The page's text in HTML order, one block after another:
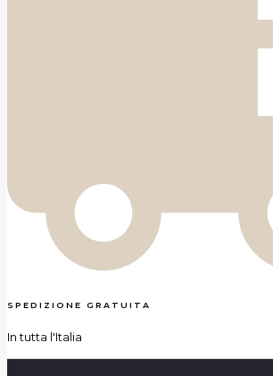
SPEDIZIONE GRATUITA
In tutta l'Italia